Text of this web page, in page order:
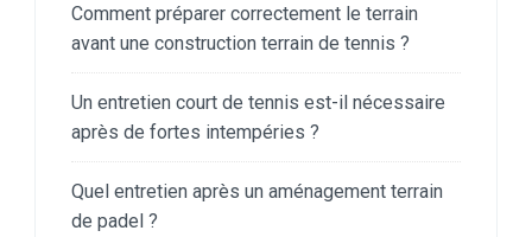
Comment préparer correctement le terrain
avant une construction terrain de tennis ?
Un entretien court de tennis est-il nécessaire
après de fortes intempéries ?
Quel entretien après un aménagement terrain
de padel ?